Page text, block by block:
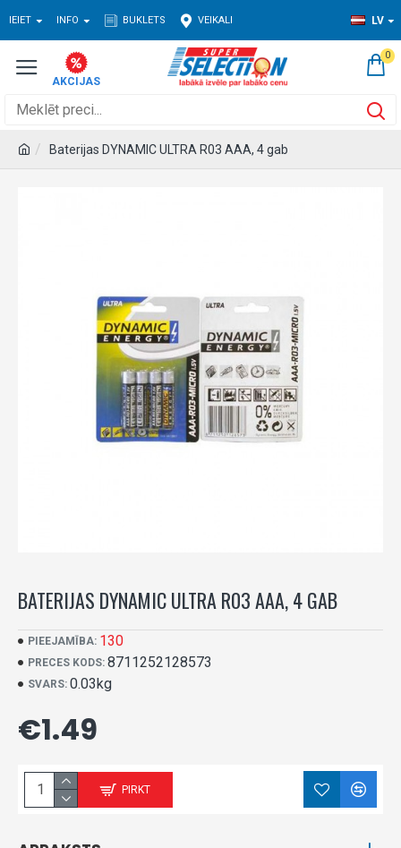
IEIET INFO BUKLETS VEIKALI LV
0
Baterijas DYNAMIC ULTRA R03 AAA, 4 gab
BATERIJAS DYNAMIC ULTRA R03 AAA, 4 GAB
PIEEJAMĪBA: 130
PRECES KODS: 8711252128573
SVARS: 0.03kg
€1.49
PIRKT